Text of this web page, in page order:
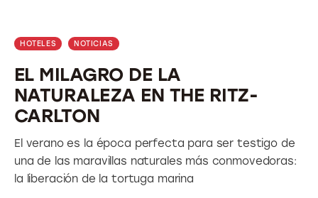
HOTELES NOTICIAS
EL MILAGRO DE LA
NATURALEZA EN THE RITZ-
CARLTON
El verano es la época perfecta para ser testigo de
una de las maravillas naturales más conmovedoras:
la liberación de la tortuga marina